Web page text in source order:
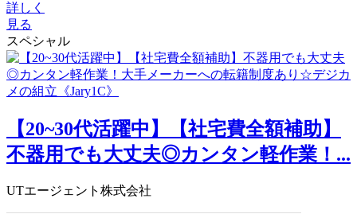
詳しく
見る
スペシャル
【20~30代活躍中】【社宅費全額補助】
不器用でも大丈夫◎カンタン軽作業！...
UTエージェント株式会社